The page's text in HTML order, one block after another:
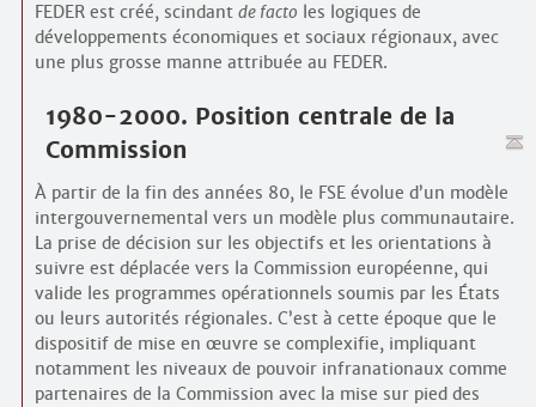
FEDER est créé, scindant de facto les logiques de
développements économiques et sociaux régionaux, avec
une plus grosse manne attribuée au FEDER.
1980-2000. Position centrale de la
Commission
À partir de la fin des années 80, le FSE évolue d’un modèle
intergouvernemental vers un modèle plus communautaire.
La prise de décision sur les objectifs et les orientations à
suivre est déplacée vers la Commission européenne, qui
valide les programmes opérationnels soumis par les États
ou leurs autorités régionales. C’est à cette époque que le
dispositif de mise en œuvre se complexifie, impliquant
notamment les niveaux de pouvoir infranationaux comme
partenaires de la Commission avec la mise sur pied des